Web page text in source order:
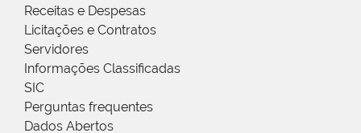
Receitas e Despesas
Licitações e Contratos
Servidores
Informações Classificadas
SIC
Perguntas frequentes
Dados Abertos